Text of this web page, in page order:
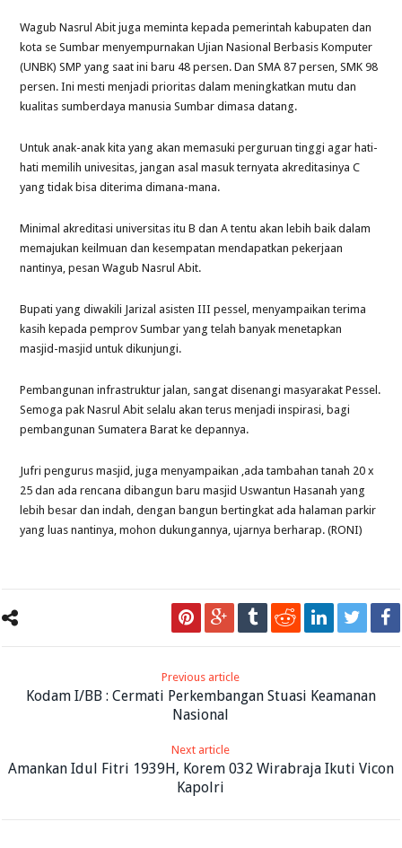
Wagub Nasrul Abit juga meminta kepada pemerintah kabupaten dan
kota se Sumbar menyempurnakan Ujian Nasional Berbasis Komputer
(UNBK) SMP yang saat ini baru 48 persen. Dan SMA 87 persen, SMK 98
persen. Ini mesti menjadi prioritas dalam meningkatkan mutu dan
kualitas sumberdaya manusia Sumbar dimasa datang.
Untuk anak-anak kita yang akan memasuki perguruan tinggi agar hati-
hati memilih univesitas, jangan asal masuk ternyata akreditasinya C
yang tidak bisa diterima dimana-mana.
Minimal akreditasi universitas itu B dan A tentu akan lebih baik dalam
memajukan keilmuan dan kesempatan mendapatkan pekerjaan
nantinya, pesan Wagub Nasrul Abit.
Bupati yang diwakili Jarizal asisten III pessel, menyampaikan terima
kasih kepada pemprov Sumbar yang telah banyak menetapkan
masjid-masjid untuk dikunjungi.
Pembangunan infrastruktur jalan, sangat disenangi masyarakat Pessel.
Semoga pak Nasrul Abit selalu akan terus menjadi inspirasi, bagi
pembangunan Sumatera Barat ke depannya.
Jufri pengurus masjid, juga menyampaikan ,ada tambahan tanah 20 x
25 dan ada rencana dibangun baru masjid Uswantun Hasanah yang
lebih besar dan indah, dengan bangun bertingkat ada halaman parkir
yang luas nantinya, mohon dukungannya, ujarnya berharap. (RONI)
Previous article
Kodam I/BB : Cermati Perkembangan Stuasi Keamanan
Nasional
Next article
Amankan Idul Fitri 1939H, Korem 032 Wirabraja Ikuti Vicon
Kapolri